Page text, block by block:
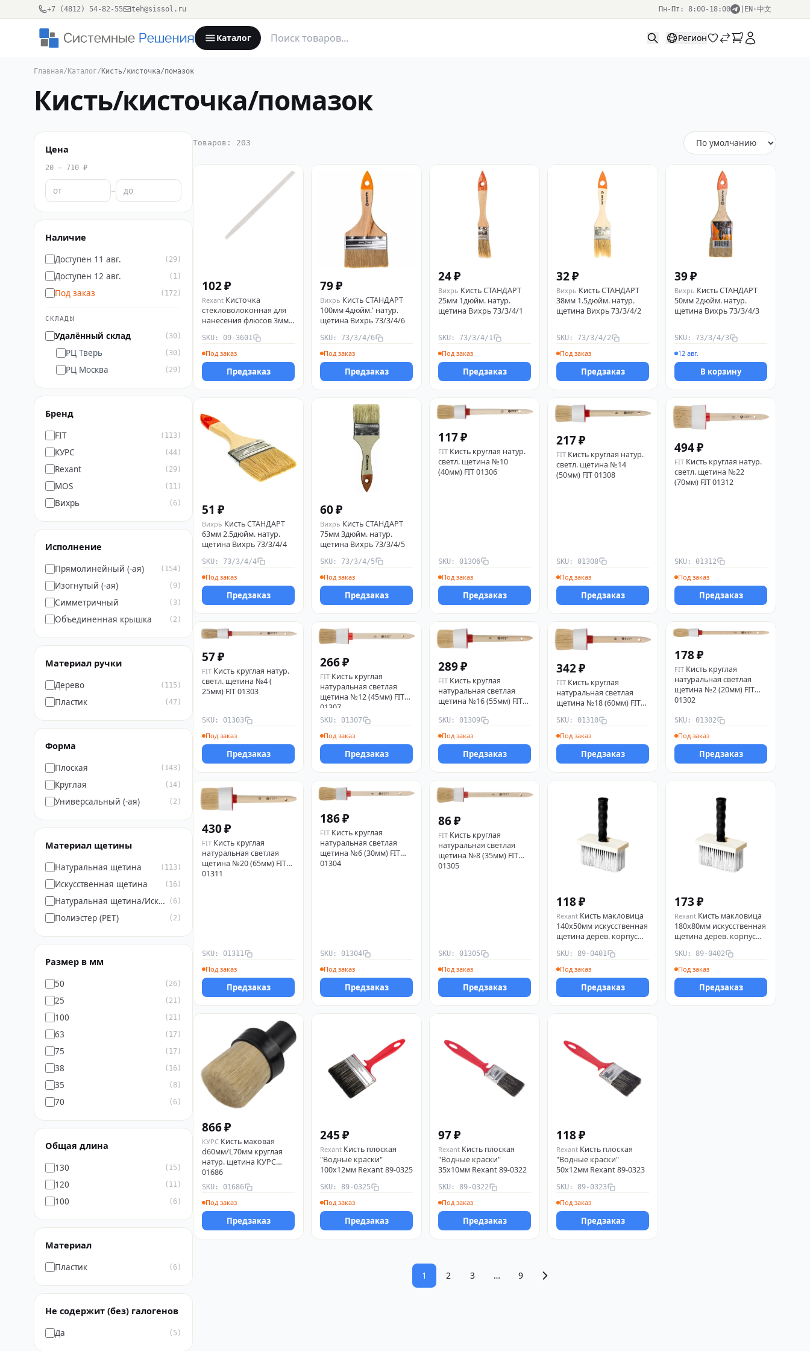
+7 (4812) 54-82-55 teh@sissol.ru Пн-Пт: 8:00-18:00 EN ·中文
Каталог Регион
Главная/ Каталог/ Кисть/кисточка/помазок
Кисть/кисточка/помазок
Цена
20 – 710 ₽
–
Наличие
Доступен 11 авг. (29)
Доступен 12 авг. (1)
Под заказ (172)
СКЛАДЫ
Удалённый склад (30)
РЦ Тверь (30)
РЦ Москва (29)
Бренд
FIT (113)
КУРС (44)
Rexant (29)
MOS (11)
Вихрь (6)
Исполнение
Прямолинейный (-ая) (154)
Изогнутый (-ая) (9)
Симметричный (3)
Объединенная крышка (2)
Материал ручки
Дерево (115)
Пластик (47)
Форма
Плоская (143)
Круглая (14)
Универсальный (-ая) (2)
Материал щетины
Натуральная щетина (113)
Искусственная щетина (16)
Натуральная щетина/Искусственная щетина (6)
Полиэстер (PET) (2)
Размер в мм
50 (26)
25 (21)
100 (21)
63 (17)
75 (17)
38 (16)
35 (8)
70 (6)
Общая длина
130 (15)
120 (11)
100 (6)
Материал
Пластик (6)
Не содержит (без) галогенов
Да (5)
Товаров: 203
102 ₽
Rexant Кисточка
стекловолоконная для
нанесения флюсов 3мм
SKU: 09-3601
Под заказ
Предзаказ
79 ₽
Вихрь Кисть СТАНДАРТ
100мм 4дюйм.' натур.
щетина Вихрь 73/3/4/6
SKU: 73/3/4/6
Под заказ
Предзаказ
24 ₽
Вихрь Кисть СТАНДАРТ
25мм 1дюйм. натур.
щетина Вихрь 73/3/4/1
SKU: 73/3/4/1
Под заказ
Предзаказ
32 ₽
Вихрь Кисть СТАНДАРТ
38мм 1.5дюйм. натур.
щетина Вихрь 73/3/4/2
SKU: 73/3/4/2
Под заказ
Предзаказ
39 ₽
Вихрь Кисть СТАНДАРТ
50мм 2дюйм. натур.
щетина Вихрь 73/3/4/3
SKU: 73/3/4/3
12 авг.
В корзину
51 ₽
Вихрь Кисть СТАНДАРТ
63мм 2.5дюйм. натур.
щетина Вихрь 73/3/4/4
SKU: 73/3/4/4
Под заказ
Предзаказ
60 ₽
Вихрь Кисть СТАНДАРТ
75мм 3дюйм. натур.
щетина Вихрь 73/3/4/5
SKU: 73/3/4/5
Под заказ
Предзаказ
117 ₽
FIT Кисть круглая натур.
светл. щетина №10
(40мм) FIT 01306
SKU: 01306
Под заказ
Предзаказ
217 ₽
FIT Кисть круглая натур.
светл. щетина №14
(50мм) FIT 01308
SKU: 01308
Под заказ
Предзаказ
494 ₽
FIT Кисть круглая натур.
светл. щетина №22
(70мм) FIT 01312
SKU: 01312
Под заказ
Предзаказ
57 ₽
FIT Кисть круглая натур.
светл. щетина №4 (
25мм) FIT 01303
SKU: 01303
Под заказ
Предзаказ
266 ₽
FIT Кисть круглая
натуральная светлая
щетина №12 (45мм) FIT
01307
SKU: 01307
Под заказ
Предзаказ
289 ₽
FIT Кисть круглая
натуральная светлая
щетина №16 (55мм) FIT
SKU: 01309
Под заказ
Предзаказ
342 ₽
FIT Кисть круглая
натуральная светлая
щетина №18 (60мм) FIT
SKU: 01310
Под заказ
Предзаказ
178 ₽
FIT Кисть круглая
натуральная светлая
щетина №2 (20мм) FIT
01302
SKU: 01302
Под заказ
Предзаказ
430 ₽
FIT Кисть круглая
натуральная светлая
щетина №20 (65мм) FIT
01311
SKU: 01311
Под заказ
Предзаказ
186 ₽
FIT Кисть круглая
натуральная светлая
щетина №6 (30мм) FIT
01304
SKU: 01304
Под заказ
Предзаказ
86 ₽
FIT Кисть круглая
натуральная светлая
щетина №8 (35мм) FIT
01305
SKU: 01305
Под заказ
Предзаказ
118 ₽
Rexant Кисть макловица
140х50мм искусственная
щетина дерев. корпус
SKU: 89-0401
Под заказ
Предзаказ
173 ₽
Rexant Кисть макловица
180х80мм искусственная
щетина дерев. корпус
SKU: 89-0402
Под заказ
Предзаказ
866 ₽
КУРС Кисть маховая
d60мм/L70мм круглая
натур. щетина КУРС
01686
SKU: 01686
Под заказ
Предзаказ
245 ₽
Rexant Кисть плоская
"Водные краски"
100х12мм Rexant 89-0325
SKU: 89-0325
Под заказ
Предзаказ
97 ₽
Rexant Кисть плоская
"Водные краски"
35х10мм Rexant 89-0322
SKU: 89-0322
Под заказ
Предзаказ
118 ₽
Rexant Кисть плоская
"Водные краски"
50х12мм Rexant 89-0323
SKU: 89-0323
Под заказ
Предзаказ
1 2 3 … 9